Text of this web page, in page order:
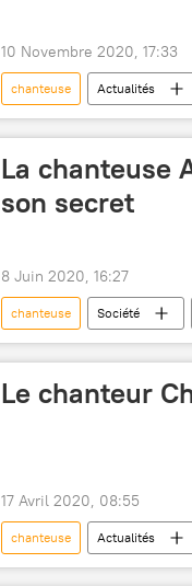
10 Novembre 2020, 17:33
chanteuse Actualités
élection présidentielle
La chanteuse
son secret
8 Juin 2020, 16:27
chanteuse Société
Le chanteur
17 Avril 2020, 08:55
chanteuse Actualités